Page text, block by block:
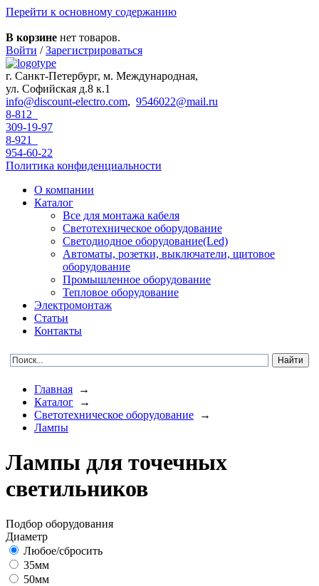
Перейти к основному содержанию
В корзине нет товаров.
Войти / Зарегистрироваться
г. Санкт-Петербург, м. Международная,
ул. Софийская д.8 к.1
info@discount-electro.com, 9546022@mail.ru
8-812
309-19-97
8-921
954-60-22
Политика конфиденциальности
О компании
Каталог
Все для монтажа кабеля
Светотехническое оборудование
Светодиодное оборудование(Led)
Автоматы, розетки, выключатели, щитовое
оборудование
Промышленное оборудование
Тепловое оборудование
Электромонтаж
Статьи
Контакты
Главная →
Каталог →
Светотехническое оборудование →
Лампы
Лампы для точечных
светильников
Подбор оборудования
Диаметр
Любое/сбросить
35мм
50мм